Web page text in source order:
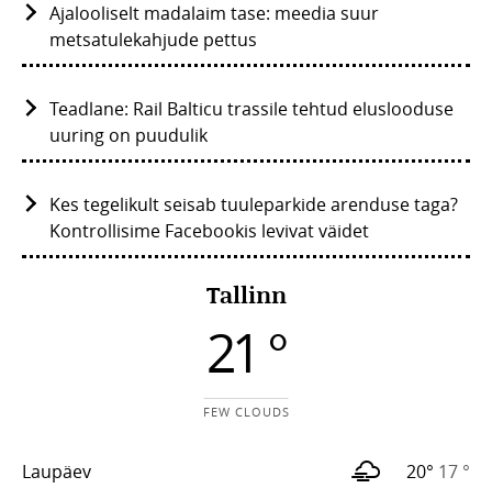
Ajalooliselt madalaim tase: meedia suur
metsatulekahjude pettus
Teadlane: Rail Balticu trassile tehtud eluslooduse
uuring on puudulik
Kes tegelikult seisab tuuleparkide arenduse taga?
Kontrollisime Facebookis levivat väidet
Tallinn
21 °
FEW CLOUDS
Laupäev 20° 17 °